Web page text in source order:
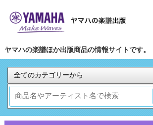
ヤマハの楽譜ほか出版商品の情報サイトです。